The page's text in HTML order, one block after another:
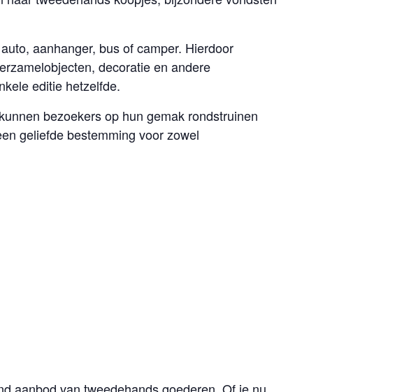
aanhanger, bus of camper. Hierdoor
decoratie en andere
editie hetzelfde.
bezoekers op hun gemak rondstruinen
geliefde bestemming voor zowel